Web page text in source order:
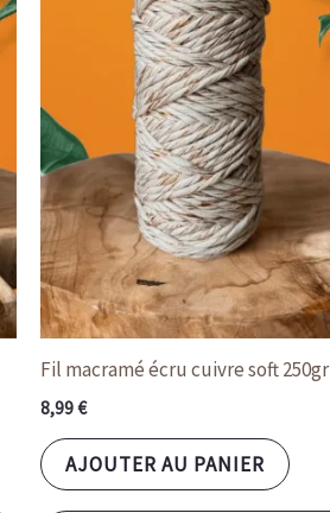
Fil macramé écru cuivre soft 250gr
8,99€
AJOUTER AU PANIER